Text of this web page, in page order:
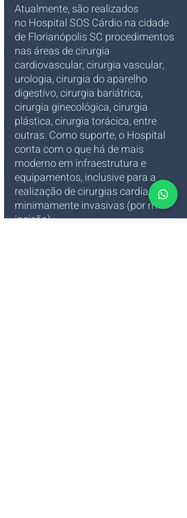
Atualmente, são realizados
noHospital SOS Cárdio na cidade
de Florianópolis SC procedimentos
nas áreas de cirurgia
cardiovascular, cirurgia vascular,
urologia, cirurgia do aparelho
digestivo, cirurgia bariátrica,
cirurgia ginecológica, cirurgia
plástica, cirurgia torácica, entre
outras. Como suporte, o Hospital
conta com o que há de mais
moderno em infraestrutura e
equipamentos, inclusive para a
realização de cirurgias cardíacas
minimamente invasivas (por mini-
incisão).